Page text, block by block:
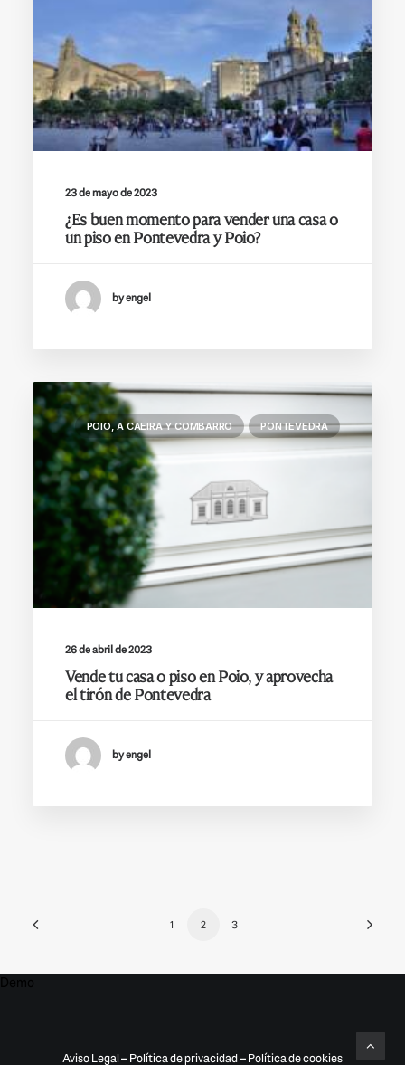
23 de mayo de 2023
¿Es buen momento para vender una casa o
un piso en Pontevedra y Poio?
by engel
POIO, A CAEIRA Y COMBARRO PONTEVEDRA
26 de abril de 2023
Vende tu casa o piso en Poio, y aprovecha
el tirón de Pontevedra
by engel
1 2 3
Demo
Aviso Legal–Política de privacidad–Política de cookies